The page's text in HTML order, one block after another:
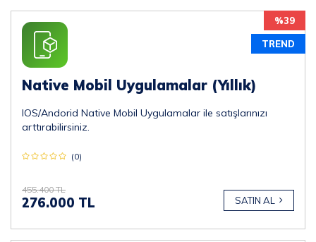
Native Mobil Uygulamalar (Yıllık)
IOS/Andorid Native Mobil Uygulamalar ile satışlarınızı
arttırabilirsiniz.
(0)
455.400 TL
276.000 TL SATIN AL
%39
TREND